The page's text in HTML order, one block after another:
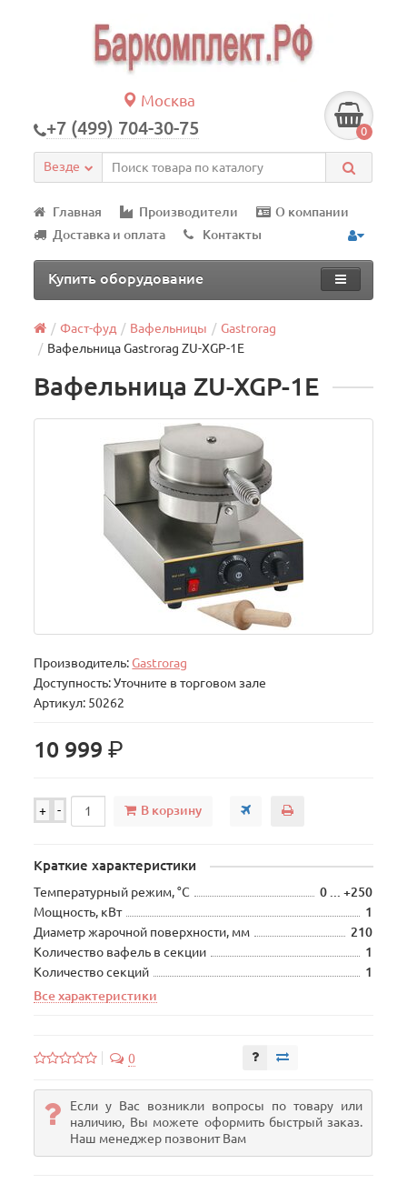
Москва
+7 (499) 704-30-75 0
Везде
Главная Производители
О компании
Доставка и оплата
Контакты
Купить оборудование
Фаст-фуд Вафельницы
Gastrorag
Вафельница Gastrorag ZU-XGP-1E
Вафельница ZU-XGP-1E
Производитель: Gastrorag
Доступность: Уточните в торговом зале
Артикул: 50262
10 999р.
+ - В корзину
Краткие характеристики
Температурный режим, °C
0 ... +250
Мощность, кВт
1
Диаметр жарочной поверхности, мм
210
Количество вафель в секции
1
Количество секций
1
Все характеристики
0
Если у Вас возникли вопросы по товару или
наличию, Вы можете оформить быстрый заказ.
Наш менеджер позвонит Вам